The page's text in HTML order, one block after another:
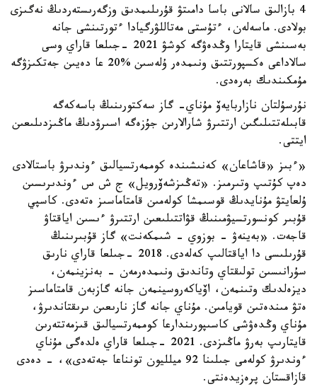
4 بازالىق سالانى باسا دامىتۋ قۇرىلىمدىق وزگەرىستەردىڭ نەگىزى
بولادى. ماسەلەن، ءتۇستى مەتاللۋرگيادا ءتورتىنشى جانە
بەسىنشى قايتارا وڭدەۋگە كوشۋ 2021 -جىلعا قاراي وسى
سالاداعى ەكسپورتتىق ونىمدەر ۇلەسىن %20 عا دەيىن جەتكىزۋگە
مۇمكىندىك بەرەدى.
نۇرسۇلتان نازاربايەۆ مۇناي- گاز سەكتورىنىڭ باسەكەگە
قابىلەتتىلىگىن ارتتىرۋ شارالارىن جۇزەگە اسىرۋدىڭ ماڭىزدىلىعىن
ايتتى.
«ءبىز «قاشاعان» كەنىشىندە كوممەرتسيالىق ءوندىرۋ باستالادى
دەپ كۇتىپ وتىرمىز. «تەڭىزشەۆرويل» ج ش س ءوندىرىسىن
ۇلعايتۋ مۇنايدىڭ قوسىمشا كولەمىن قامتاماسىز ەتەدى. كاسپي
قۇبىر كونسورتسيۋمىنىڭ قۋاتتىلىعىن ارتتىرۋ ءىسىن اياقتاۋ
قاجەت. «بەينەۋ - بوزوي - شىمكەنت» گاز قۇبىرىنىڭ
قۇرىلىسى دا اياقتالىپ كەلەدى. 2018 -جىلعا قاراي نارىق
سۇرانىسىن تولىقتاي وتاندىق ونىمدەرمەن - بەنزينمەن،
ديزەلدىك وتىنمەن، اۆياكەروسينمەن جانە گازبەن قامتاماسىز
ەتۋ مىندەتىن قويامىن. مۇناي جانە گاز نارىعىن ىرىقتاندىرۋ،
مۇناي وڭدەۋشى كاسىپورىندارعا كوممەرتسيالىق قىزمەتتەرىن
قايتارىپ بەرۋ ماڭىزدى. 2021 -جىلعا قاراي ەلدەگى مۇناي
ءوندىرۋ كولەمى جىلىنا 92 ميلليون تونناعا جەتەدى»، - دەدى
قازاقستان پرەزيدەنتى.